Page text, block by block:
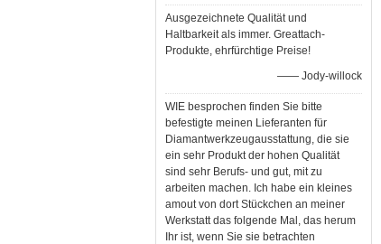
Ausgezeichnete Qualität und
Haltbarkeit als immer. Greattach-
Produkte, ehrfürchtige Preise!
—— Jody-willock
WIE besprochen finden Sie bitte
befestigte meinen Lieferanten für
Diamantwerkzeugausstattung, die sie
ein sehr Produkt der hohen Qualität
sind sehr Berufs- und gut, mit zu
arbeiten machen. Ich habe ein kleines
amout von dort Stückchen an meiner
Werkstatt das folgende Mal, das herum
Ihr ist, wenn Sie sie betrachten